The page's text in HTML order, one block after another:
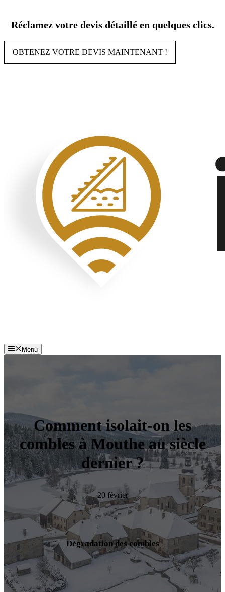
contenu
Réclamez votre devis détaillé en quelques clics.
OBTENEZ VOTRE DEVIS MAINTENANT !
Menu
Comment isolait-on les
combles à Mouthe au siècle
dernier ?
20 février
Dégradation des combles